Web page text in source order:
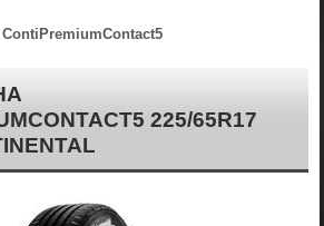
ContiPremiumContact5
225/65R17